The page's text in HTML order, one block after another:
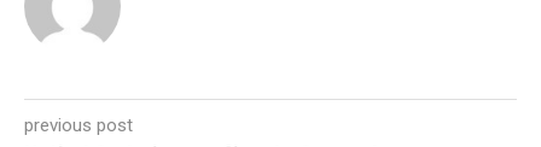
previous post